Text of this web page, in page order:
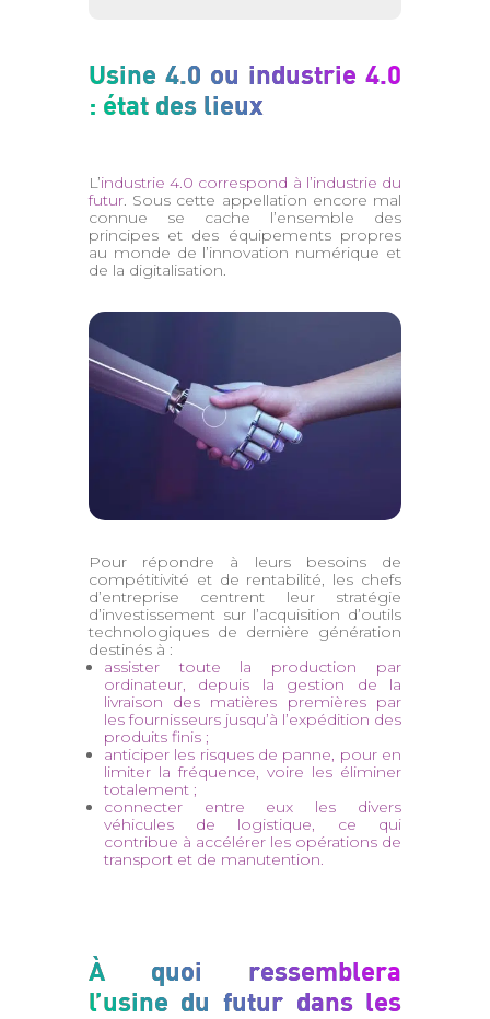
Usine 4.0 ou industrie 4.0
: état des lieux
L’industrie 4.0 correspond à l’industrie du
futur. Sous cette appellation encore mal
connue se cache l’ensemble des
principes et des équipements propres
au monde de l’innovation numérique et
de la digitalisation.
Pour répondre à leurs besoins de
compétitivité et de rentabilité, les chefs
d’entreprise centrent leur stratégie
d’investissement sur l’acquisition d’outils
technologiques de dernière génération
destinés à :
assister toute la production par
ordinateur, depuis la gestion de la
livraison des matières premières par
les fournisseurs jusqu’à l’expédition des
produits finis ;
anticiper les risques de panne, pour en
limiter la fréquence, voire les éliminer
totalement ;
connecter entre eux les divers
véhicules de logistique, ce qui
contribue à accélérer les opérations de
transport et de manutention.
À quoi ressemblera
l’usine du futur dans les